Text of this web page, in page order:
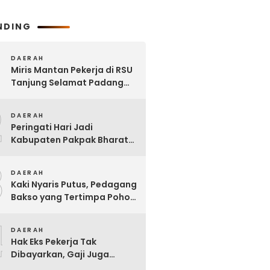
DAERAH
Miris Mantan Pekerja di RSU
Tanjung Selamat Padang
DAERAH
Peringati Hari Jadi
Kabupaten Pakpak Bharat
dan Budaya
DAERAH
Kaki Nyaris Putus, Pedagang
Bakso yang Tertimpa Pohon
DAERAH
Hak Eks Pekerja Tak
Dibayarkan, Gaji Juga